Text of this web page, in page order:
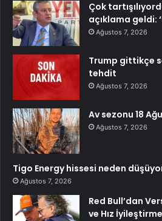
Çok
açıklama geldi:
Ağustos 7, 2026
Trump gittikçe
tehdit
Ağustos 7, 2026
Av sezonu 18
Ağustos 7, 2026
Tigo Energy hissesi neden
Ağustos 7, 2026
Red Bull’dan
ve Hız